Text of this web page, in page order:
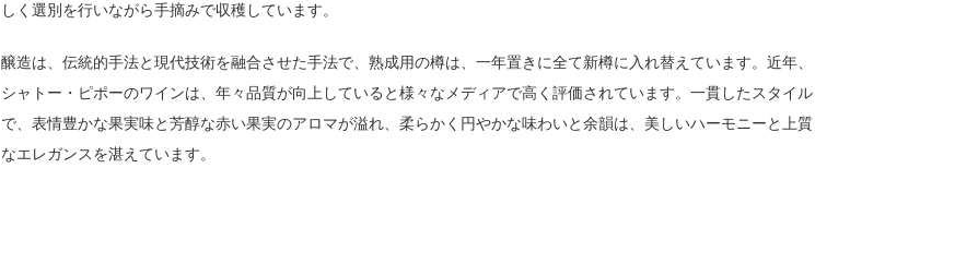
しく選別を行いながら手摘みで収穫しています。
醸造は、伝統的手法と現代技術を融合させた手法で、熟成用の樽は、一年置きに全て新樽に入れ替えています。近年、
シャトー・ピポーのワインは、年々品質が向上していると様々なメディアで高く評価されています。一貫したスタイル
で、表情豊かな果実味と芳醇な赤い果実のアロマが溢れ、柔らかく円やかな味わいと余韻は、美しいハーモニーと上質
なエレガンスを湛えています。